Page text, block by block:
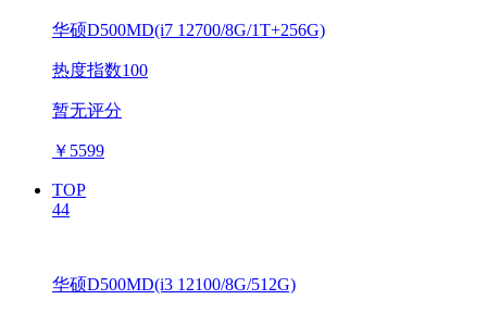
华硕D500MD(i7 12700/8G/1T+256G)
热度指数100
暂无评分
￥ 5599
TOP
44
华硕D500MD(i3 12100/8G/512G)